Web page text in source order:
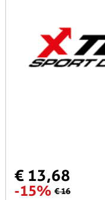
€ 13,68
-15% € 16